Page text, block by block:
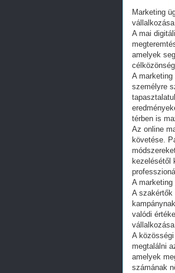
Marketing
A mai
amelyek
A
személyre
térben is
Az online
követése.
kezelésétől
A
A szakértők
valódi
A
megtalálni
amelyek
számának